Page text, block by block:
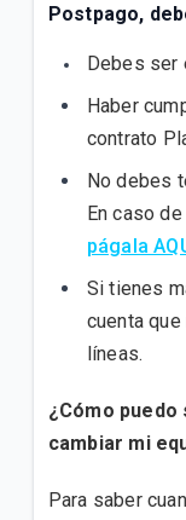
Postpago
Consulta
Conoce cómo
Quisiera pedir
hacer?
No
VER MÁS
Postpago,
Debes ser
Haber
contrato
No debes
En caso
págala
Si tienes
cuenta
líneas.
¿Cómo puedo
cambiar mi
Para saber